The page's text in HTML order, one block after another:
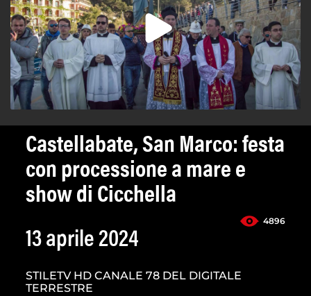
Castellabate, San Marco: festa
con processione a mare e
show di Cicchella
4896
13 aprile 2024
STILETV HD CANALE 78 DEL DIGITALE
TERRESTRE